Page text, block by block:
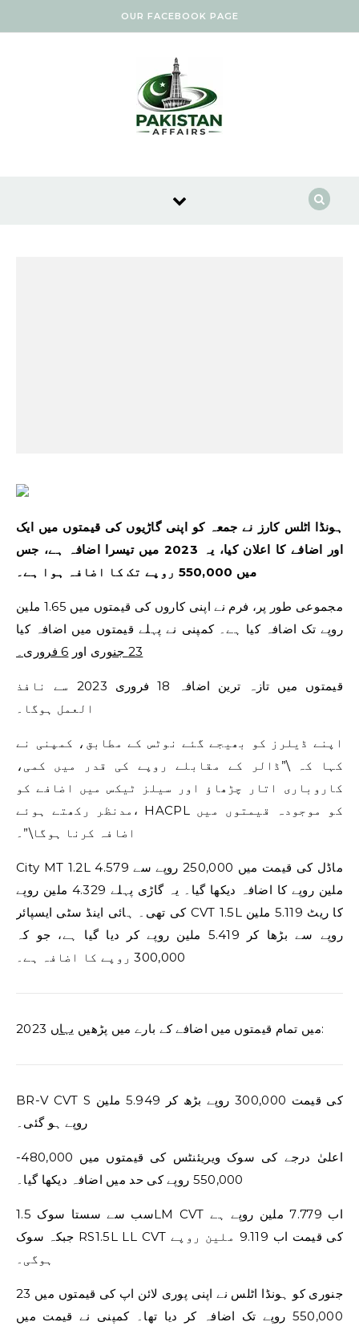
OUR FACEBOOK PAGE
ہونڈا اٹلس کارز نے جمعہ کو اپنی گاڑیوں کی قیمتوں میں ایک
اور اضافے کا اعلان کیا، یہ 2023 میں تیسرا اضافہ ہے، جس
میں 550,000 روپے تک کا اضافہ ہوا ہے۔
مجموعی طور پر، فرم نے اپنی کاروں کی قیمتوں میں 1.65 ملین
روپے تک اضافہ کیا ہے۔ کمپنی نے پہلے قیمتوں میں اضافہ کیا
23 جنوری
اور 6 فروری۔
قیمتوں میں تازہ ترین اضافہ 18 فروری 2023 سے نافذ
العمل ہوگا۔
اپنے ڈیلرز کو بھیجے گئے نوٹس کے مطابق، کمپنی نے
کہا کہ \”ڈالر کے مقابلے روپے کی قدر میں کمی،
کاروباری اتار چڑھاؤ اور سیلز ٹیکس میں اضافے کو
مدنظر رکھتے ہوئے، HACPL کو موجودہ قیمتوں میں
اضافہ کرنا ہوگا\”۔
City MT 1.2L ماڈل کی قیمت میں 250,000 روپے سے 4.579
ملین روپے کا اضافہ دیکھا گیا۔ یہ گاڑی پہلے 4.329 ملین روپے
کی تھی۔ ہائی اینڈ سٹی ایسپائر CVT 1.5L کا ریٹ 5.119 ملین
روپے سے بڑھا کر 5.419 ملین روپے کر دیا گیا ہے، جو کہ
300,000 روپے کا اضافہ ہے۔
2023 میں تمام قیمتوں میں اضافے کے بارے میں پڑھیں یہاں :
BR-V CVT S کی قیمت 300,000 روپے بڑھ کر 5.949 ملین
روپے ہو گئی۔
اعلیٰ درجے کی سوک ویریئنٹس کی قیمتوں میں 480,000-
550,000 روپے کی حد میں اضافہ دیکھا گیا۔
سب سے سستا سوک 1.5LM CVT اب 7.779 ملین روپے ہے
جبکہ سوک RS1.5L LL CVT کی قیمت اب 9.119 ملین روپے
ہوگی۔
23 جنوری کو ہونڈا اٹلس نے اپنی پوری لائن اپ کی قیمتوں میں
550,000 روپے تک اضافہ کر دیا تھا۔ کمپنی نے قیمت میں